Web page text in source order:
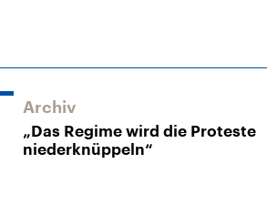
Archiv
„Das Regime wird die Proteste
niederknüppeln“